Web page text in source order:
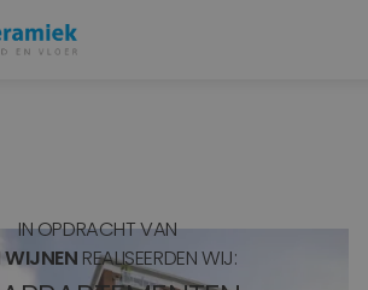
IN OPDRACHT VAN
REALISEERDEN WIJ: